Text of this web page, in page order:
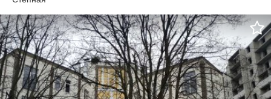
Возможно под офис, представительство торговой компании,
колл центр. Арендная плата - 180 грн/кв.м + коммунальные.
Дополнительно можно арендовать складские помещения.